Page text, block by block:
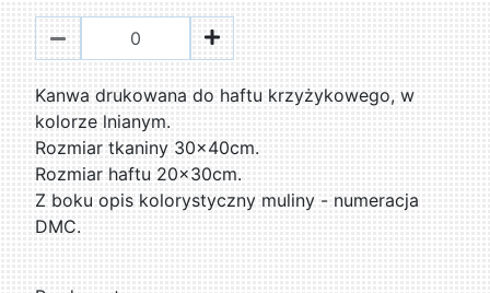
Kanwa drukowana do haftu krzyżykowego, w
kolorze lnianym.
Rozmiar tkaniny 30x40cm.
Rozmiar haftu 20x30cm.
Z boku opis kolorystyczny muliny - numeracja
DMC.